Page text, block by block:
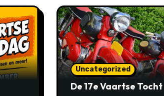
Uncategorized
De 17e Vaartse Tocht